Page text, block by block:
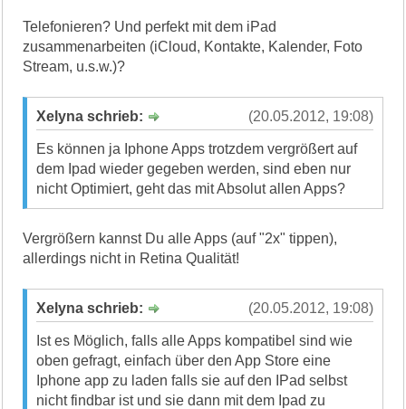
Telefonieren? Und perfekt mit dem iPad
zusammenarbeiten (iCloud, Kontakte, Kalender, Foto
Stream, u.s.w.)?
(20.05.2012, 19:08)
Xelyna schrieb:
Es können ja Iphone Apps trotzdem vergrößert auf
dem Ipad wieder gegeben werden, sind eben nur
nicht Optimiert, geht das mit Absolut allen Apps?
Vergrößern kannst Du alle Apps (auf "2x" tippen),
allerdings nicht in Retina Qualität!
(20.05.2012, 19:08)
Xelyna schrieb:
Ist es Möglich, falls alle Apps kompatibel sind wie
oben gefragt, einfach über den App Store eine
Iphone app zu laden falls sie auf den IPad selbst
nicht findbar ist und sie dann mit dem Ipad zu